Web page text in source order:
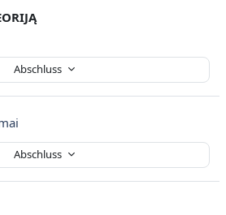
Abschluss
Abschluss